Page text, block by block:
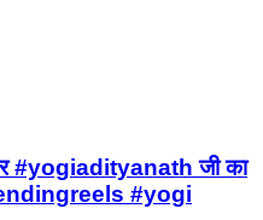
पर #yogiadityanath जी का
#yogi